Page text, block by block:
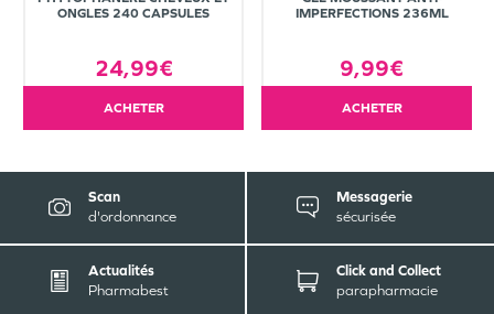
ONGLES 240 CAPSULES
24,99€
ACHETER
IMPERFECTIONS 236ML
9,99€
ACHETER
Scan
d'ordonnance
Messagerie
sécurisée
Actualités
Pharmabest
Click and Collect
parapharmacie